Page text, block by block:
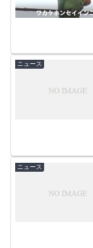
ニュース
ニュース